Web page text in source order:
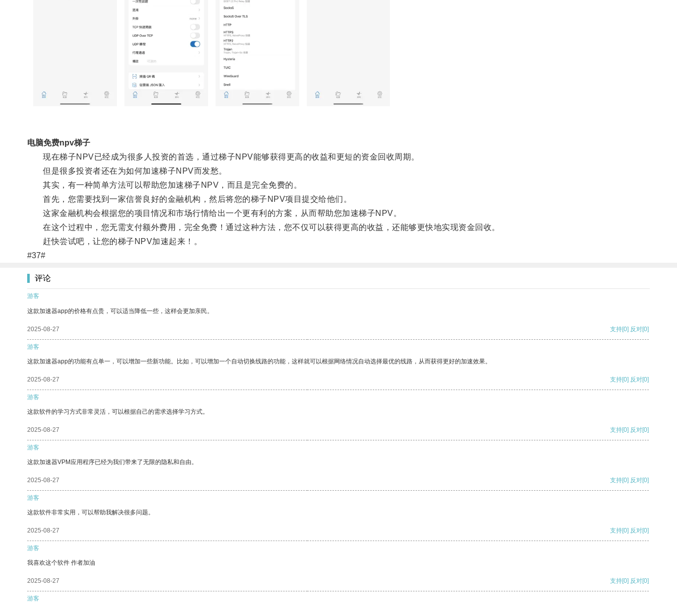
电脑免费npv梯子
现在梯子NPV已经成为很多人投资的首选，通过梯子NPV能够获得更高的收益和更短的资金回收周期。
但是很多投资者还在为如何加速梯子NPV而发愁。
其实，有一种简单方法可以帮助您加速梯子NPV，而且是完全免费的。
首先，您需要找到一家信誉良好的金融机构，然后将您的梯子NPV项目提交给他们。
这家金融机构会根据您的项目情况和市场行情给出一个更有利的方案，从而帮助您加速梯子NPV。
在这个过程中，您无需支付额外费用，完全免费！通过这种方法，您不仅可以获得更高的收益，还能够更快地实现资金回收。
赶快尝试吧，让您的梯子NPV加速起来！。
#37#
评论
游客
这款加速器app的价格有点贵，可以适当降低一些，这样会更加亲民。
2025-08-27 支持[0] 反对[0]
游客
这款加速器app的功能有点单一，可以增加一些新功能。比如，可以增加一个自动切换线路的功能，这样就可以根据网络情况自动选择最优的线路，从而获得更好的加速效果。
2025-08-27 支持[0] 反对[0]
游客
这款软件的学习方式非常灵活，可以根据自己的需求选择学习方式。
2025-08-27 支持[0] 反对[0]
游客
这款加速器VPM应用程序已经为我们带来了无限的隐私和自由。
2025-08-27 支持[0] 反对[0]
游客
这款软件非常实用，可以帮助我解决很多问题。
2025-08-27 支持[0] 反对[0]
游客
我喜欢这个软件 作者加油
2025-08-27 支持[0] 反对[0]
游客